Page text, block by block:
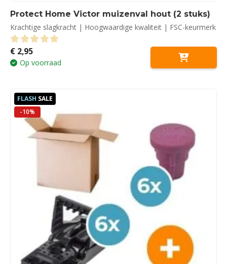
Protect Home Victor muizenval hout (2 stuks)
Krachtige slagkracht | Hoogwaardige kwaliteit | FSC-keurmerk
0 out of 5
€ 2,95
Op voorraad
FLASH SALE
-10%